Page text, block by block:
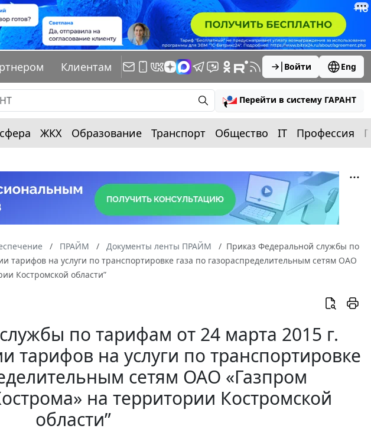
Клиентам Войти Eng
Перейти в систему ГАРАНТ
ЖКХ Образование Транспорт Общество IT Профессия
ПРАЙМ Документы ленты ПРАЙМ
Приказ Федеральной службы по
тарифов на услуги по транспортировке газа по газораспределительным сетям ОАО
Костромской области”
по тарифам от 24 марта 2015 г.
тарифов на услуги по транспортировке
сетям ОАО «Газпром
на территории Костромской
области”